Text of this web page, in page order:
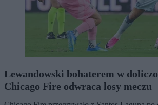
Lewandowski bohaterem w
Chicago Fire odwraca losy meczu